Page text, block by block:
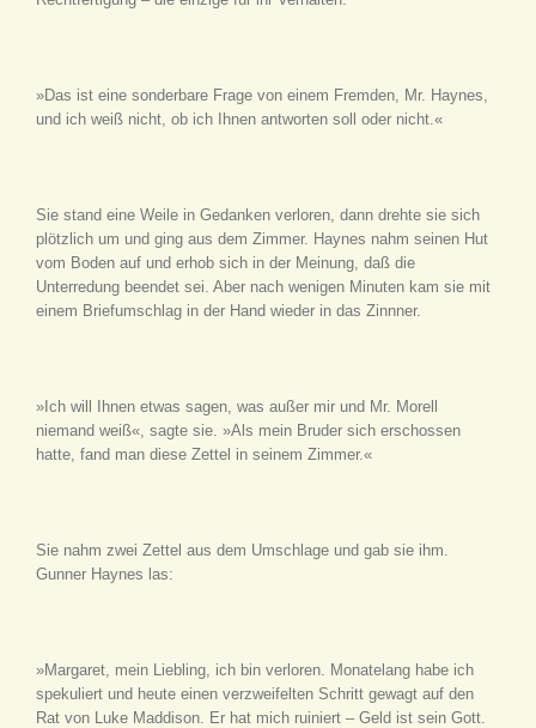
»Das ist eine sonderbare Frage von einem Fremden, Mr. Haynes,
und ich weiß nicht, ob ich Ihnen antworten soll oder nicht.«
Sie stand eine Weile in Gedanken verloren, dann drehte sie sich
plötzlich um und ging aus dem Zimmer. Haynes nahm seinen Hut
vom Boden auf und erhob sich in der Meinung, daß die
Unterredung beendet sei. Aber nach wenigen Minuten kam sie mit
einem Briefumschlag in der Hand wieder in das Zinnner.
»Ich will Ihnen etwas sagen, was außer mir und Mr. Morell
niemand weiß«, sagte sie. »Als mein Bruder sich erschossen
hatte, fand man diese Zettel in seinem Zimmer.«
Sie nahm zwei Zettel aus dem Umschlage und gab sie ihm.
Gunner Haynes las:
»Margaret, mein Liebling, ich bin verloren. Monatelang habe ich
spekuliert und heute einen verzweifelten Schritt gewagt auf den
Rat von Luke Maddison. Er hat mich ruiniert – Geld ist sein Gott.